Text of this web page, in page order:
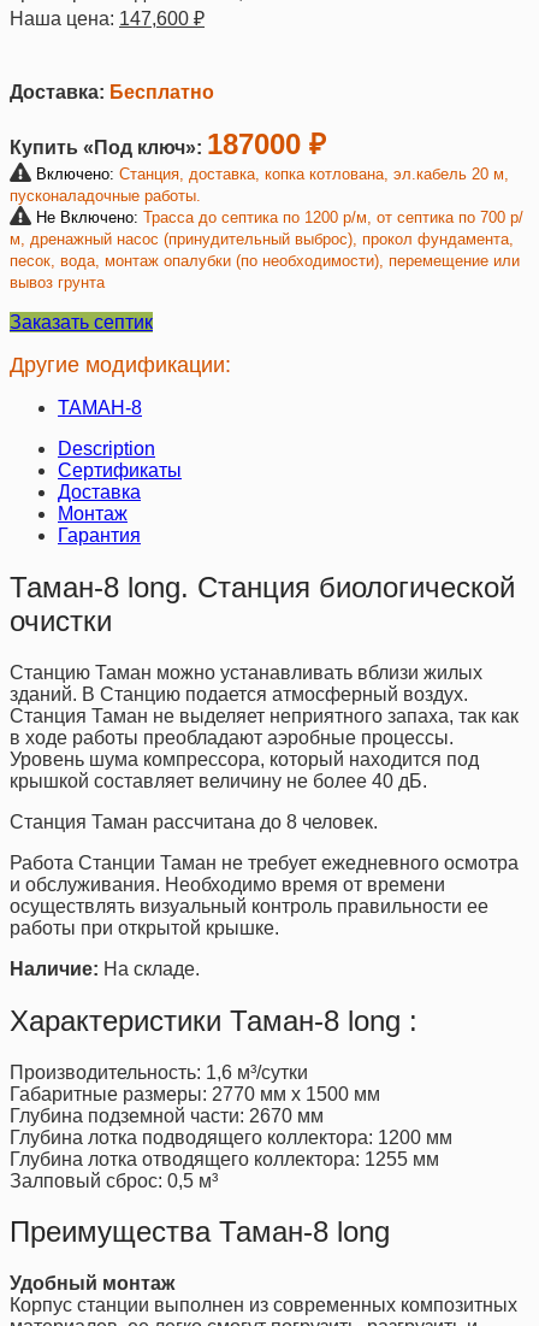
Наша цена: 147,600 ₽
Доставка: Бесплатно
Купить «Под ключ»: 187000 ₽
Включено: Станция, доставка, копка котлована, эл.кабель 20 м,
пусконаладочные работы.
Не Включено: Трасса до септика по 1200 р/м, от септика по 700 р/
м, дренажный насос (принудительный выброс), прокол фундамента,
песок, вода, монтаж опалубки (по необходимости), перемещение или
вывоз грунта
Заказать септик
Другие модификации:
ТАМАН-8
Description
Сертификаты
Доставка
Монтаж
Гарантия
Таман-8 long. Станция биологической
очистки
Станцию Таман можно устанавливать вблизи жилых
зданий. В Станцию подается атмосферный воздух.
Станция Таман не выделяет неприятного запаха, так как
в ходе работы преобладают аэробные процессы.
Уровень шума компрессора, который находится под
крышкой составляет величину не более 40 дБ.
Станция Таман рассчитана до 8 человек.
Работа Станции Таман не требует ежедневного осмотра
и обслуживания. Необходимо время от времени
осуществлять визуальный контроль правильности ее
работы при открытой крышке.
Наличие: На складе.
Характеристики Таман-8 long :
Производительность: 1,6 м³/сутки
Габаритные размеры: 2770 мм x 1500 мм
Глубина подземной части: 2670 мм
Глубина лотка подводящего коллектора: 1200 мм
Глубина лотка отводящего коллектора: 1255 мм
Залповый сброс: 0,5 м³
Преимущества Таман-8 long
Удобный монтаж
Корпус станции выполнен из современных композитных